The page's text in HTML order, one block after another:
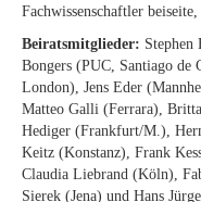
Fachwissenschaftler
Beiratsmitglieder:
Bongers (PUC, Santiago
London), Jens Eder
Matteo Galli (Ferrara),
Hediger (Frankfurt/M.),
Keitz (Konstanz), Frank
Claudia Liebrand (Köln),
Sierek (Jena) und Hans